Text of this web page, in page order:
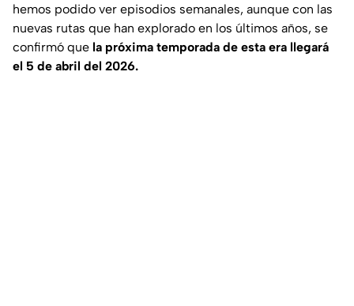
hemos podido ver episodios semanales, aunque con las
nuevas rutas que han explorado en los últimos años, se
confirmó que la próxima temporada de esta era llegará
el 5 de abril del 2026.